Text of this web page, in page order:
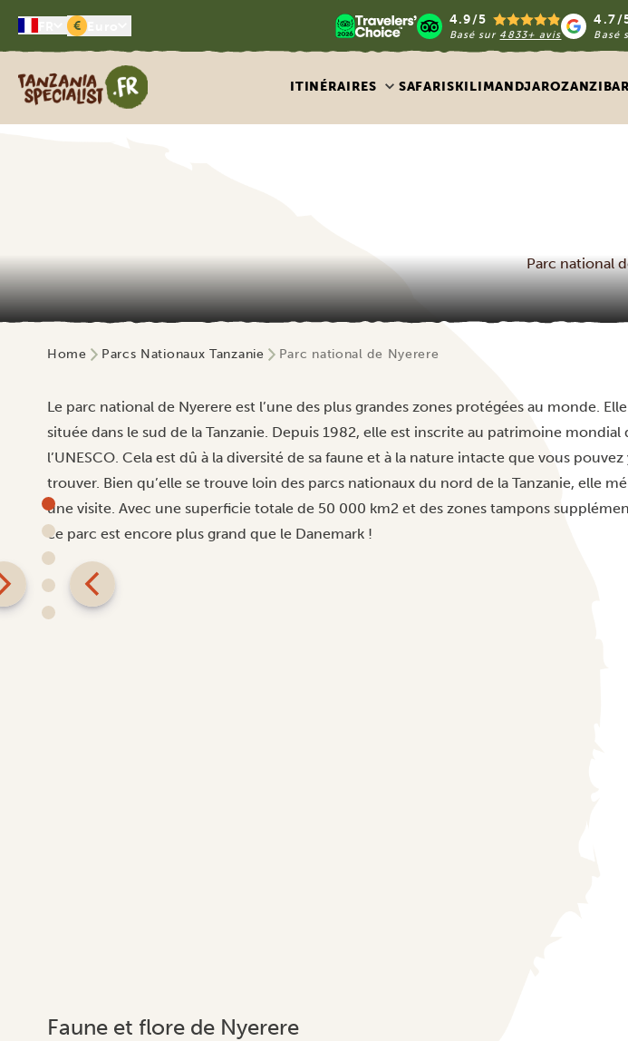
€ 4.9/5
Basé sur 4833+ avis
4.7/
Basé
Tanzania Specialist
ITINÉRAIRES SAFARISKILIMANDJAROZANZIBAR
Parc national
Home Parcs Nationaux Tanzanie Parc national de Nyerere
Le parc national de Nyerere est l’une des plus grandes zones protégées au monde.
située dans le sud de la Tanzanie. Depuis 1982, elle est inscrite au patrimoine mondial
l’UNESCO. Cela est dû à la diversité de sa faune et à la nature intacte que vous pouvez
trouver. Bien qu’elle se trouve loin des parcs nationaux du nord de la Tanzanie, elle
une visite. Avec une superficie totale de 50 000 km2 et des zones tampons
ce parc est encore plus grand que le Danemark !
Faune et flore de Nyerere